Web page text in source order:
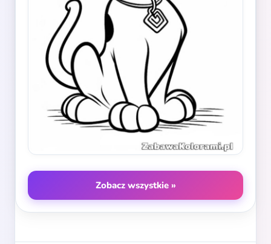
Zobacz wszystkie »